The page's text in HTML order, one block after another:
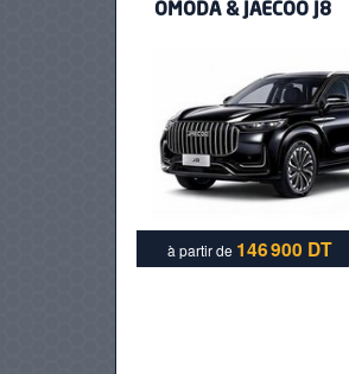
OMODA & JAECOO J8
à partir de 146 900 DT